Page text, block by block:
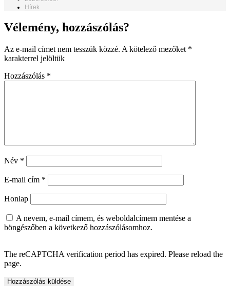
Hírek
Vélemény, hozzászólás?
Az e-mail címet nem tesszük közzé. A kötelező mezőket *
karakterrel jelöltük
Hozzászólás *
Név *
E-mail cím *
Honlap
A nevem, e-mail címem, és weboldalcímem mentése a
böngészőben a következő hozzászólásomhoz.
The reCAPTCHA verification period has expired. Please reload the
page.